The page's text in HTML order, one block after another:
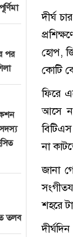
পর
তলব
দীর্ঘ
হোপ,
কোটি
ফিরে
আসে
না
জানা
শহরে